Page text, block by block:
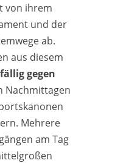
von ihrem
und der
ab.
aus diesem
gegen
Nachmittagen
Mehrere
am Tag